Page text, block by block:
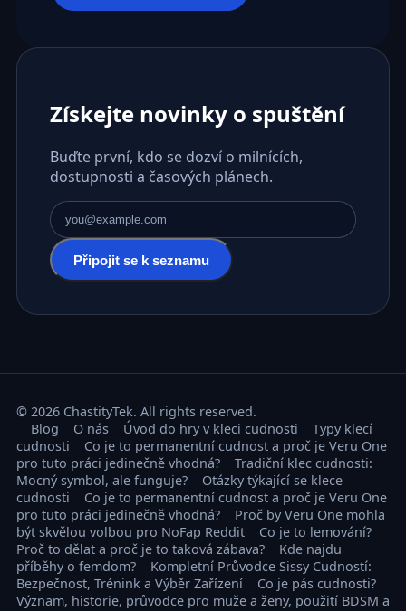
Získejte novinky o spuštění
Buďte první, kdo se dozví o milnících,
dostupnosti a časových plánech.
E-mailová adresa
Připojit se k seznamu
© 2026 ChastityTek. All rights reserved.
Blog
O nás Úvod do hry v kleci cudnosti
Typy klecí
cudnosti
Co je to permanentní cudnost a proč je Veru One
pro tuto práci jedinečně vhodná?
Tradiční klec cudnosti:
Mocný symbol, ale funguje?
Otázky týkající se klece
cudnosti
Co je to permanentní cudnost a proč je Veru One
pro tuto práci jedinečně vhodná?
Proč by Veru One mohla
být skvělou volbou pro NoFap Reddit
Co je to lemování?
Proč to dělat a proč je to taková zábava?
Kde najdu
příběhy o femdom?
Kompletní Průvodce Sissy Cudností:
Bezpečnost, Trénink a Výběr Zařízení
Co je pás cudnosti?
Význam, historie, průvodce pro muže a ženy, použití BDSM a